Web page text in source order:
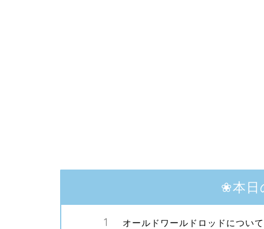
❀本日
オールドワールドロッドについて